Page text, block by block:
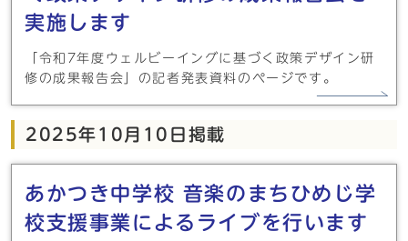
実施します
「令和7年度ウェルビーイングに基づく政策デザイン研
修の成果報告会」の記者発表資料のページです。
2025年10月10日掲載
あかつき中学校 音楽のまちひめじ学
校支援事業によるライブを行います